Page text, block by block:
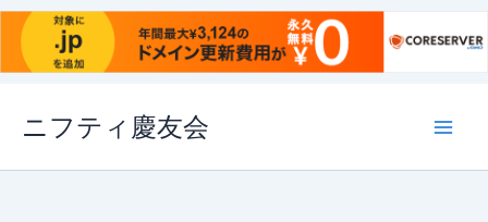
ス
ニフティ慶友会